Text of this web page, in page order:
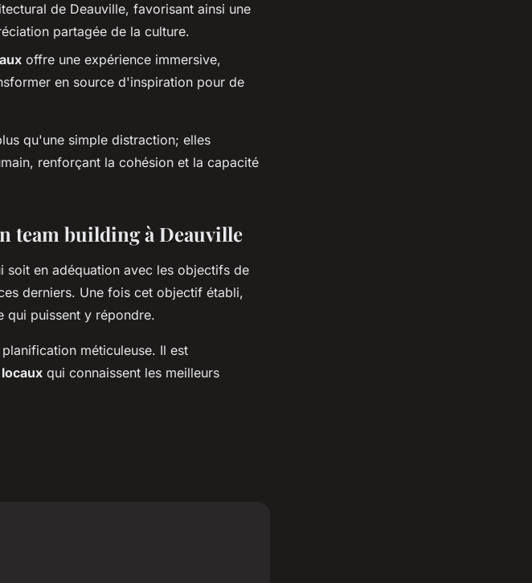
de Deauville, favorisant ainsi une
partagée de la culture.
offre une expérience immersive,
en source d'inspiration pour de
qu'une simple distraction; elles
renforçant la cohésion et la capacité
team building à Deauville
soit en adéquation avec les objectifs de
derniers. Une fois cet objectif établi,
qui puissent y répondre.
méticuleuse. Il est
qui connaissent les meilleurs